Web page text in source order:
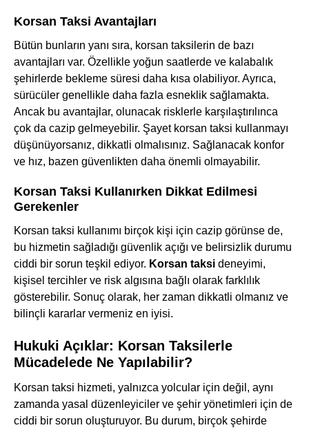
Korsan Taksi Avantajları
Bütün bunların yanı sıra, korsan taksilerin de bazı
avantajları var. Özellikle yoğun saatlerde ve kalabalık
şehirlerde bekleme süresi daha kısa olabiliyor. Ayrıca,
sürücüler genellikle daha fazla esneklik sağlamakta.
Ancak bu avantajlar, olunacak risklerle karşılaştırılınca
çok da cazip gelmeyebilir. Şayet korsan taksi kullanmayı
düşünüyorsanız, dikkatli olmalısınız. Sağlanacak konfor
ve hız, bazen güvenlikten daha önemli olmayabilir.
Korsan Taksi Kullanırken Dikkat Edilmesi
Gerekenler
Korsan taksi kullanımı birçok kişi için cazip görünse de,
bu hizmetin sağladığı güvenlik açığı ve belirsizlik durumu
ciddi bir sorun teşkil ediyor. Korsan taksi deneyimi,
kişisel tercihler ve risk algısına bağlı olarak farklılık
gösterebilir. Sonuç olarak, her zaman dikkatli olmanız ve
bilinçli kararlar vermeniz en iyisi.
Hukuki Açıklar: Korsan Taksilerle
Mücadelede Ne Yapılabilir?
Korsan taksi hizmeti, yalnızca yolcular için değil, aynı
zamanda yasal düzenleyiciler ve şehir yönetimleri için de
ciddi bir sorun oluşturuyor. Bu durum, birçok şehirde